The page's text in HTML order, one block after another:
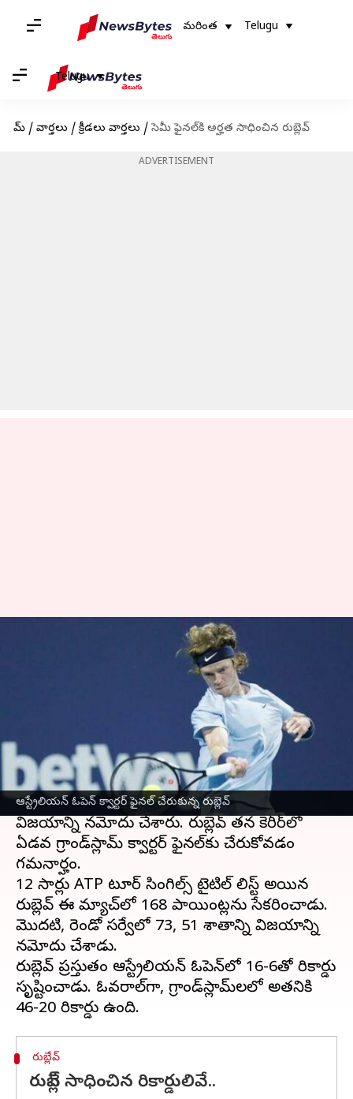
మరింత Telugu
Telugu
హోమ్ / వార్తలు / క్రీడలు వార్తలు / సెమీ ఫైనల్‌కి అర్హత సాధించిన రుబ్లెవ్
ADVERTISEMENT
ఆస్ట్రేలియన్ ఓపెన్ క్వార్టర్ ఫైనల్‌ చేరుకున్న రుబ్లెవ్
సెమీ ఫైనల్‌కి అర్హత సాధించిన రుబ్లెవ్
Jan 23, 2023 05:43 pm
ఐదోవ సీడ్ ఆండ్రీ రుబ్లెవ్ ఆస్ట్రేలియా ఓపెన్ లో సత్తా
చాటాడు. పురుషుల సింగల్స్ లో క్వార్టర్ ఫైనల్ కి
అర్హత సాధించాడు. తొమ్మిదో-సీడ్ హోల్గర్ రూన్‌పై 6-3,
3-6, 6-3, 4-6, 7-6(9)తో రుబ్లెవ్ సంచలన
విజయాన్ని నమోదు చేశారు. రుబ్లెవ్ తన కెరీర్‌లో
ఏడవ గ్రాండ్‌స్లామ్ క్వార్టర్ ఫైనల్‌కు చేరుకోవడం
గమనార్హం.
12 సార్లు ATP టూర్ సింగిల్స్ టైటిల్‌ లిస్ట్ అయిన
రుబ్లెవ్ ఈ మ్యాచ్‌లో 168 పాయింట్లను సేకరించాడు.
మొదటి, రెండో సర్వేలో 73, 51 శాతాన్ని విజయాన్ని
నమోదు చేశాడు.
రుబ్లెవ్ ప్రస్తుతం ఆస్ట్రేలియన్ ఓపెన్‌లో 16-6తో రికార్డు
సృష్టించాడు. ఓవరాల్‌గా, గ్రాండ్‌స్లామ్‌లలో అతనికి
రుబ్లేవ్
రుబ్లేవ్ సాధించిన రికార్డులివే..